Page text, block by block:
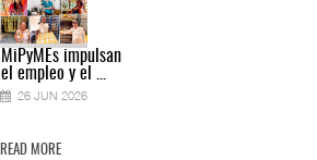
MiPyMEs impulsan
el empleo y el ...
26 JUN 2026
READ MORE